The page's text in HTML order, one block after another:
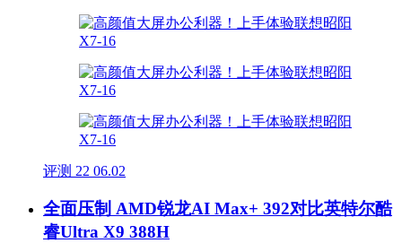
评测 22 06.02
全面压制 AMD锐龙AI Max+ 392对比英特尔酷
睿Ultra X9 388H